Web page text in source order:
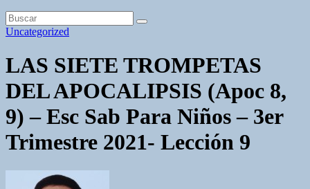
Uncategorized
LAS SIETE TROMPETAS
DEL APOCALIPSIS (Apoc 8,
9) – Esc Sab Para Niños – 3er
Trimestre 2021- Lección 9